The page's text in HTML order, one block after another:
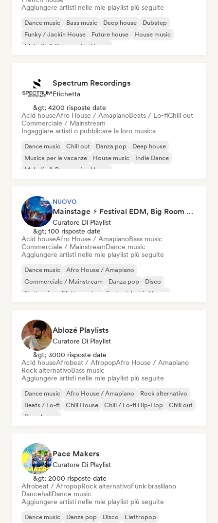
Aggiungere artisti nelle mie playlist più seguite
Dance music Bass music Deep house
Dubstep
Funky / Jackin House
Future house
House music
Melodic & Progressive House
Spectrum Recordings
Etichetta
&gt; 4200 risposte date
Acid houseAfro House / AmapianoBeats / Lo-fiChill out
Commerciale / Mainstream
Ingaggiare artisti o pubblicare la loro musica
Dance music Chill out Danza pop
Deep house
Musica per le vacanze
House music
Indie Dance
Melodic & Progressive House
NUOVO
Mainstage ⚡ Festival EDM, Big Room & House Anthems
Curatore Di Playlist
&gt; 100 risposte date
Acid houseAfro House / AmapianoBass music
Commerciale / MainstreamDance music
Aggiungere artisti nelle mie playlist più seguite
Dance music
Afro House / Amapiano
Commerciale / Mainstream
Danza pop
Disco
Elettronica
Elettro swing Funky / Jackin House
Ablozé Playlists
Curatore Di Playlist
&gt; 3000 risposte date
Acid houseAfrobeat / AfropopAfro House / Amapiano
Rock alternativoBass music
Aggiungere artisti nelle mie playlist più seguite
Dance music Afro House / Amapiano
Rock alternativo
Beats / Lo-fi
Chill House Chill / Lo-fi Hip-Hop
Chill out
Deep house
Pace Makers
Curatore Di Playlist
&gt; 2000 risposte date
Afrobeat / AfropopRock alternativoFunk brasiliano
DancehallDance music
Aggiungere artisti nelle mie playlist più seguite
Dance music Danza pop Disco Elettropop